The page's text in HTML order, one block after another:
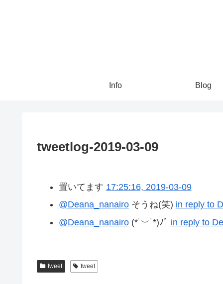
Info Blog
tweetlog-2019-03-09
置いてます 17:25:16, 2019-03-09
@Deana_nanairoそうね(笑) in reply to
@Deana_nanairo(*˙︶˙*)ﾉﾞ in reply to
tweet tweet